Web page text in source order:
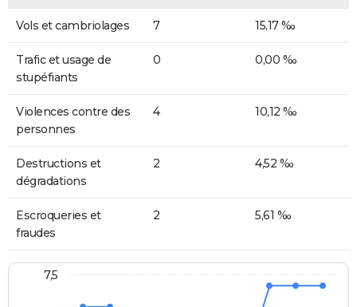
Vols et cambriolages 7 15,17 ‰
Trafic et usage de
stupéfiants
0 0,00 ‰
Violences contre des
personnes
4 10,12 ‰
Destructions et
dégradations
2 4,52 ‰
Escroqueries et
fraudes
2 5,61 ‰
7,5